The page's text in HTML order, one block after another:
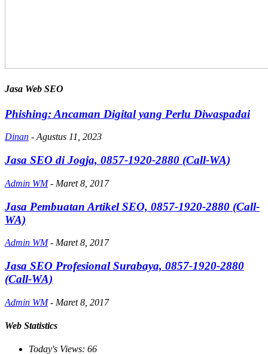
Jasa Web SEO
Phishing: Ancaman Digital yang Perlu Diwaspadai
Dinan - Agustus 11, 2023
Jasa SEO di Jogja, 0857-1920-2880 (Call-WA)
Admin WM - Maret 8, 2017
Jasa Pembuatan Artikel SEO, 0857-1920-2880 (Call-
WA)
Admin WM - Maret 8, 2017
Jasa SEO Profesional Surabaya, 0857-1920-2880
(Call-WA)
Admin WM - Maret 8, 2017
Web Statistics
Today's Views: 66